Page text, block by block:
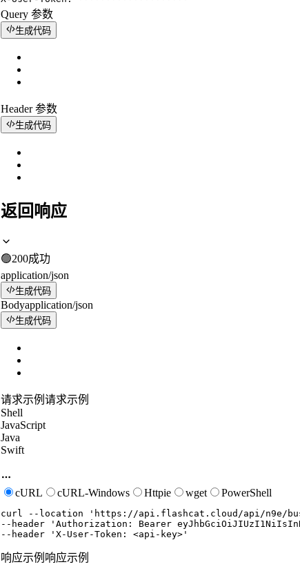
Query 参数
生成代码
Header 参数
生成代码
返回响应
🟢200成功
application/json
生成代码
Bodyapplication/json
生成代码
请求示例 请求示例
Shell
JavaScript
Java
Swift
cURL cURL-Windows Httpie wget PowerShell
curl --location 'https://api.flashcat.cloud/api/n9e/
--header
'Authorization: Bearer
--header
'X-User-Token: <api-key>'
响应示例 响应示例